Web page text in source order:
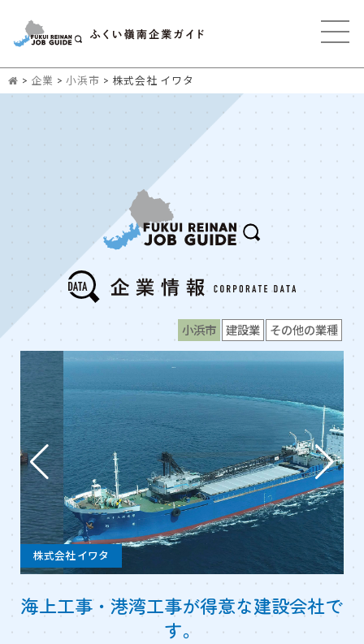
> 企業 > 小浜市 > 株式会社 イワタ
小浜市 建設業 その他の業種
株式会社 イワタ
海上工事・港湾工事が得意な建設会社で
す。